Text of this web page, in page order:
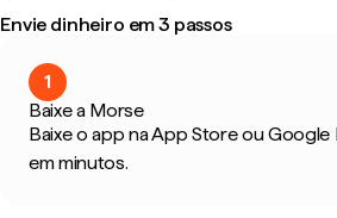
Envie dinheiro em 3 passos
1
Baixe a Morse
Baixe o app na App Store ou Google
em minutos.